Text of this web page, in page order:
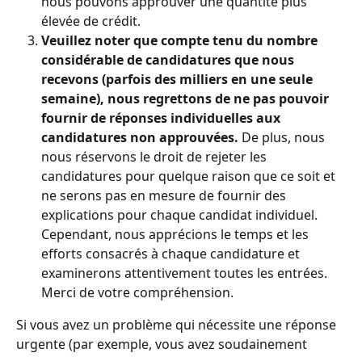
élevée de crédit.
Veuillez noter que compte tenu du nombre
considérable de candidatures que nous
recevons (parfois des milliers en une seule
semaine), nous regrettons de ne pas pouvoir
fournir de réponses individuelles aux
candidatures non approuvées. De plus, nous
nous réservons le droit de rejeter les
candidatures pour quelque raison que ce soit et
ne serons pas en mesure de fournir des
explications pour chaque candidat individuel.
Cependant, nous apprécions le temps et les
efforts consacrés à chaque candidature et
examinerons attentivement toutes les entrées.
Merci de votre compréhension.
Si vous avez un problème qui nécessite une réponse
urgente (par exemple, vous avez soudainement